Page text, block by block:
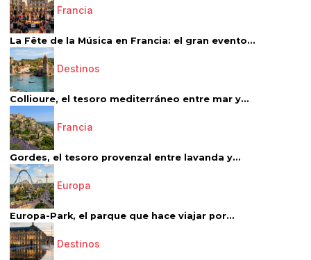
Francia
La Fête de la Música en Francia: el gran evento...
Destinos
Collioure, el tesoro mediterráneo entre mar y...
Francia
Gordes, el tesoro provenzal entre lavanda y...
Europa
Europa-Park, el parque que hace viajar por...
Destinos